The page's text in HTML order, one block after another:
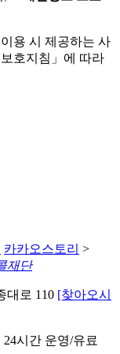
용 시 제공하는 사
호지침」에 따라
카카오스토리 >
재단
대로 110 [찾아오시
24시간 운영/유료